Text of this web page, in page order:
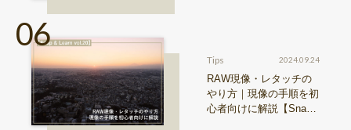
Tips 2024.09.24
RAW現像・レタッチの
やり方｜現像の手順を初
心者向けに解説【Snap